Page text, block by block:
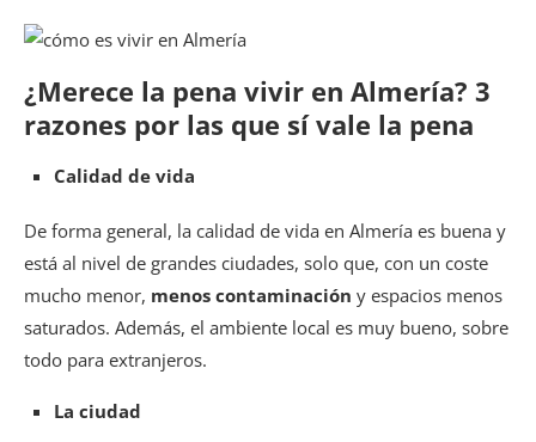
¿Merece la pena vivir en Almería? 3
razones por las que sí vale la pena
Calidad de vida
De forma general, la calidad de vida en Almería es buena y
está al nivel de grandes ciudades, solo que, con un coste
mucho menor, menos contaminación y espacios menos
saturados. Además, el ambiente local es muy bueno, sobre
todo para extranjeros.
La ciudad